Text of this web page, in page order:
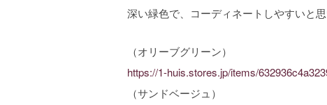
深い緑色で、コーディネートしやすいと
（オリーブグリーン）
https://1-huis.stores.jp/items/
（サンドベージュ）